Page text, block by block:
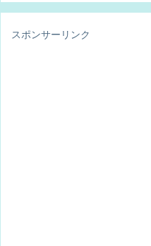
スポンサーリンク